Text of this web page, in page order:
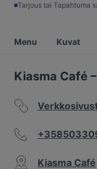
Tarjous tai Tapahtuma
Menu Kuvat
Kiasma Café
Kiasma Café